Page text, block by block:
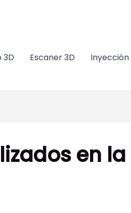
3D Escaner 3D Inyección
en